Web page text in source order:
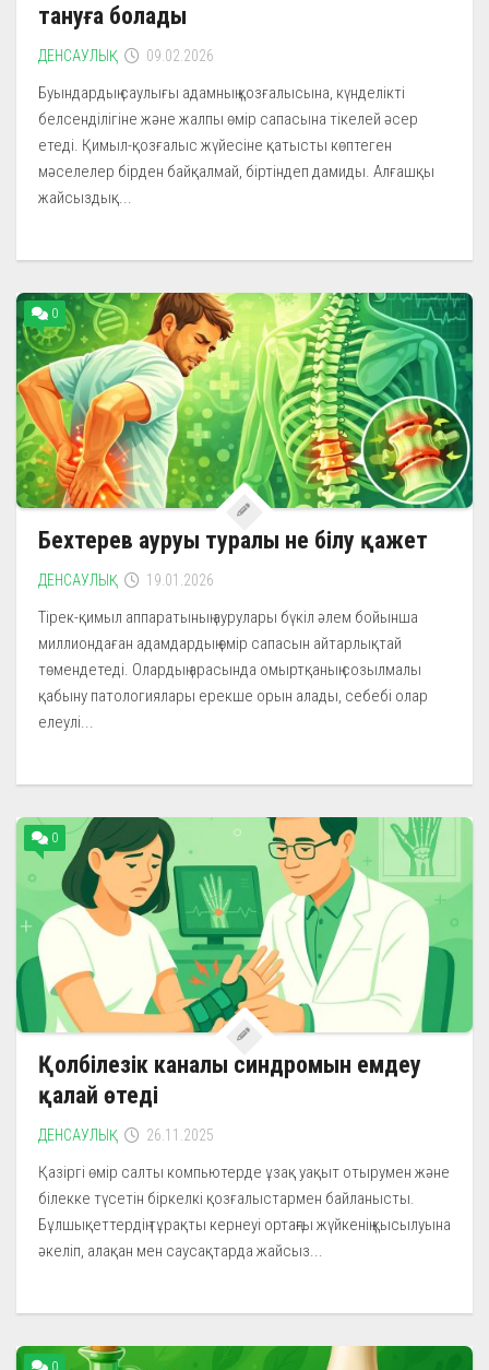
тануға болады
ДЕНСАУЛЫҚ 09.02.2026
Буындардың саулығы адамның қозғалысына, күнделікті
белсенділігіне және жалпы өмір сапасына тікелей әсер
етеді. Қимыл-қозғалыс жүйесіне қатысты көптеген
мәселелер бірден байқалмай, біртіндеп дамиды. Алғашқы
жайсыздық...
0
Бехтерев ауруы туралы не білу қажет
ДЕНСАУЛЫҚ 19.01.2026
Тірек-қимыл аппаратының аурулары бүкіл әлем бойынша
миллиондаған адамдардың өмір сапасын айтарлықтай
төмендетеді. Олардың арасында омыртқаның созылмалы
қабыну патологиялары ерекше орын алады, себебі олар
елеулі...
0
Қолбілезік каналы синдромын емдеу
қалай өтеді
ДЕНСАУЛЫҚ 26.11.2025
Қазіргі өмір салты компьютерде ұзақ уақыт отырумен және
білекке түсетін біркелкі қозғалыстармен байланысты.
Бұлшықеттердің тұрақты кернеуі ортаңғы жүйкенің қысылуына
әкеліп, алақан мен саусақтарда жайсыз...
0